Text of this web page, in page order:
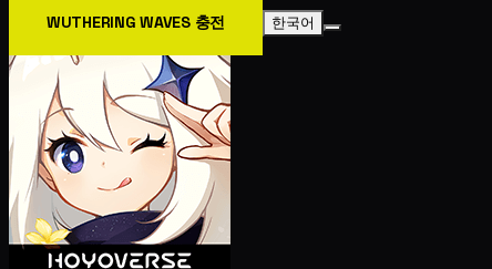
WUTHERING WAVES 충전 한국어